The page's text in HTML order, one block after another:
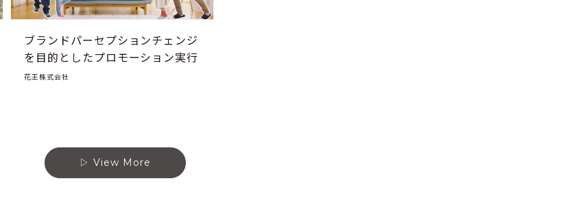
ブランドパーセプションチェンジ
を目的としたプロモーション実行
花王株式会社
View More